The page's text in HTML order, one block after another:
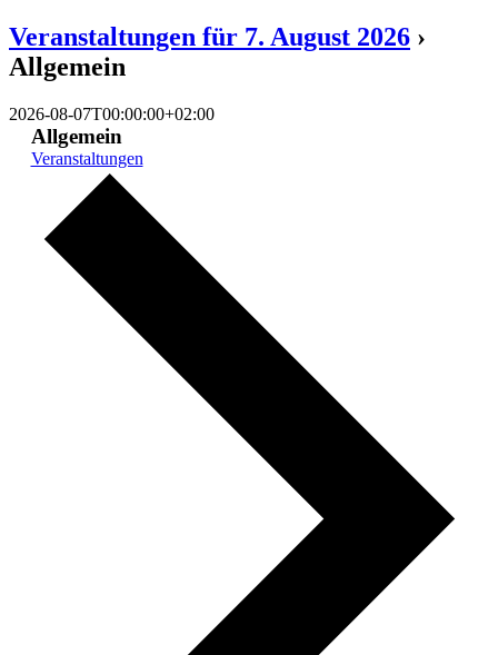
Veranstaltungen für 7. August 2026 ›
Allgemein
2026-08-07T00:00:00+02:00
Allgemein
Veranstaltungen